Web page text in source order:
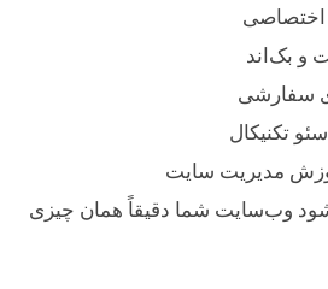
و بک‌اند
سفارشی
تکنیکال
مدیریت سایت
وب‌سایت شما دقیقاً همان چیزی